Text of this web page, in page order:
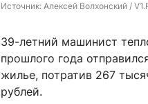
Источник: Алексей Волхонский /
39-летний машинист
прошлого года
жилье, потратив 267
рублей.